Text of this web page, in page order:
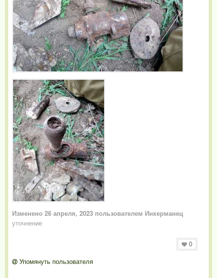
Изменено 26 апреля, 2023 пользователем Инкерманец
уточнение
0
Упомянуть пользователя